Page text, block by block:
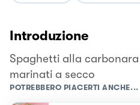
Introduzione
Spaghetti alla
marinati a secco
POTREBBERO PIACERTI ANCHE...